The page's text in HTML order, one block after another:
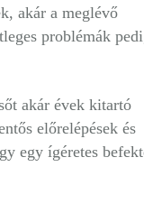
akár a meglévő
problémák
akár évek kitartó
előrelépések és
egy ígéretes